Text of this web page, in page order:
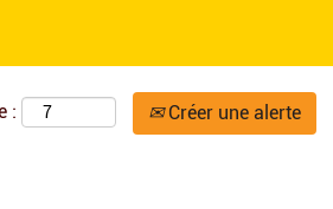
: Créer une alerte